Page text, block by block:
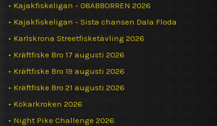
• Kajakfiskeligan - 08ABBORREN 2026
• Kajakfiskeligan - Sista chansen Dala Floda
• Karlskrona Streetfisketävling 2026
• Kräftfiske Bro 17 augusti 2026
• Kräftfiske Bro 19 augusti 2026
• Kräftfiske Bro 21 augusti 2026
• Kökarkroken 2026
• Night Pike Challenge 2026